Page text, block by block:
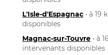
L'Isle-d'Espagnac • à 19
disponibles
Magnac-sur-Touvre • à
intervenants disponibles